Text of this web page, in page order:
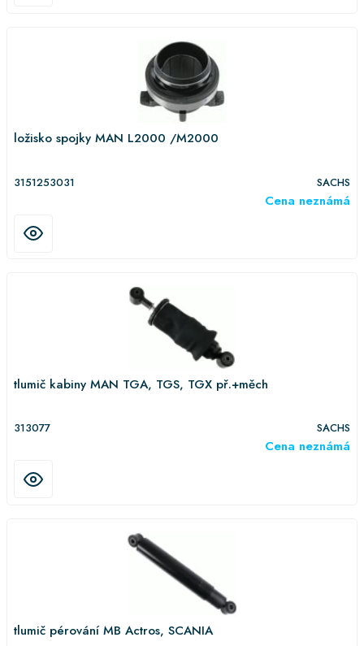
ložisko spojky MAN L2000 /M2000
3151253031 SACHS
Cena neznámá
tlumič kabiny MAN TGA, TGS, TGX př.+měch
313077 SACHS
Cena neznámá
tlumič pérování MB Actros, SCANIA